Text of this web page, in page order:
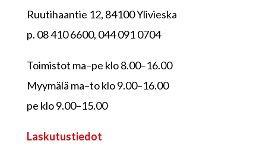
Ruutihaantie 12, 84100 Ylivieska
p. 08 410 6600, 044 091 0704
Toimistot ma–pe klo 8.00–16.00
Myymälä ma–to klo 9.00–16.00
pe klo 9.00–15.00
Laskutustiedot